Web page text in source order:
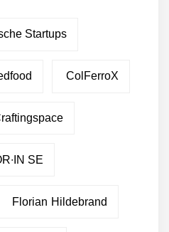
Startups
ColFerroX
SE
Florian Hildebrand